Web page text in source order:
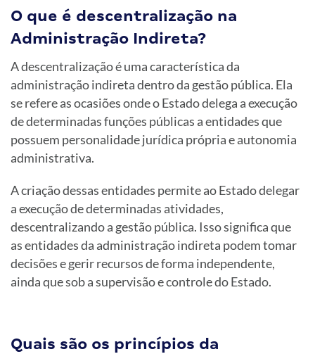
O que é descentralização na
Administração Indireta?
A descentralização é uma característica da
administração indireta dentro da gestão pública. Ela
se refere as ocasiões onde o Estado delega a execução
de determinadas funções públicas a entidades que
possuem personalidade jurídica própria e autonomia
administrativa.
A criação dessas entidades permite ao Estado delegar
a execução de determinadas atividades,
descentralizando a gestão pública. Isso significa que
as entidades da administração indireta podem tomar
decisões e gerir recursos de forma independente,
ainda que sob a supervisão e controle do Estado.
Quais são os princípios da